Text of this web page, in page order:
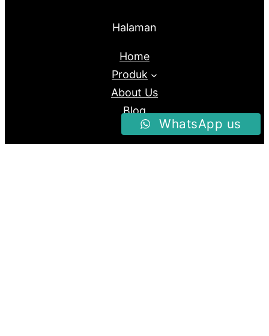
Halaman
Home
Produk
About Us
Blog
WhatsApp us